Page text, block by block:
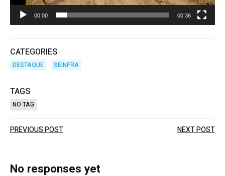
00:00 00:36
CATEGORIES
DESTAQUE SEINFRA
TAGS
NO TAG
Post
navigation
PREVIOUS POST NEXT POST
No responses yet